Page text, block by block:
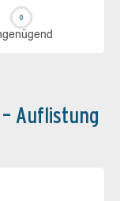
Auflistung